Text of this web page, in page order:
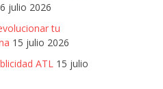
julio 2026
tu
15 julio 2026
ATL 15 julio